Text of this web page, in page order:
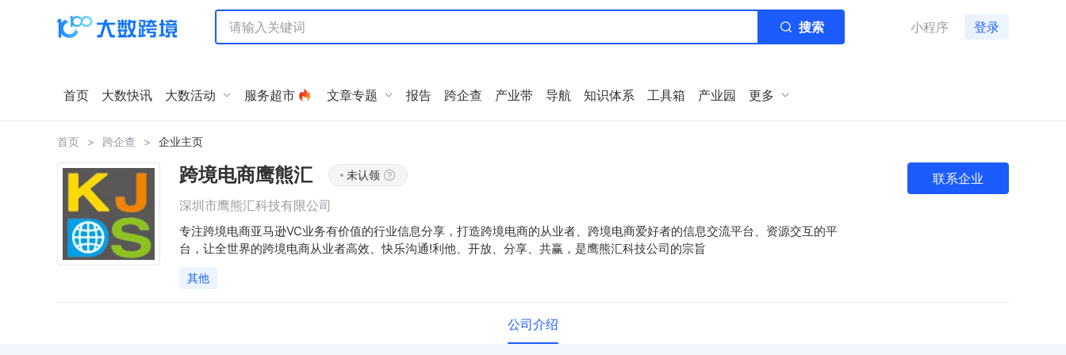
搜索 小程序 登录
首页 大数快讯 大数活动 服务超市 文章专题 报告 跨企查 产业带 导航 知识体系 工具箱 产业园 更多
首页 > 跨企查 > 企业主页
跨境电商鹰熊汇 未认领
深圳市鹰熊汇科技有限公司
专注跨境电商亚马逊VC业务有价值的行业信息分享，打造跨境电商的从业者、跨境电商爱好者的信息交流平台、资源交互的平
台，让全世界的跨境电商从业者高效、快乐沟通!利他、开放、分享、共赢，是鹰熊汇科技公司的宗旨
其他
联系企业
公司介绍